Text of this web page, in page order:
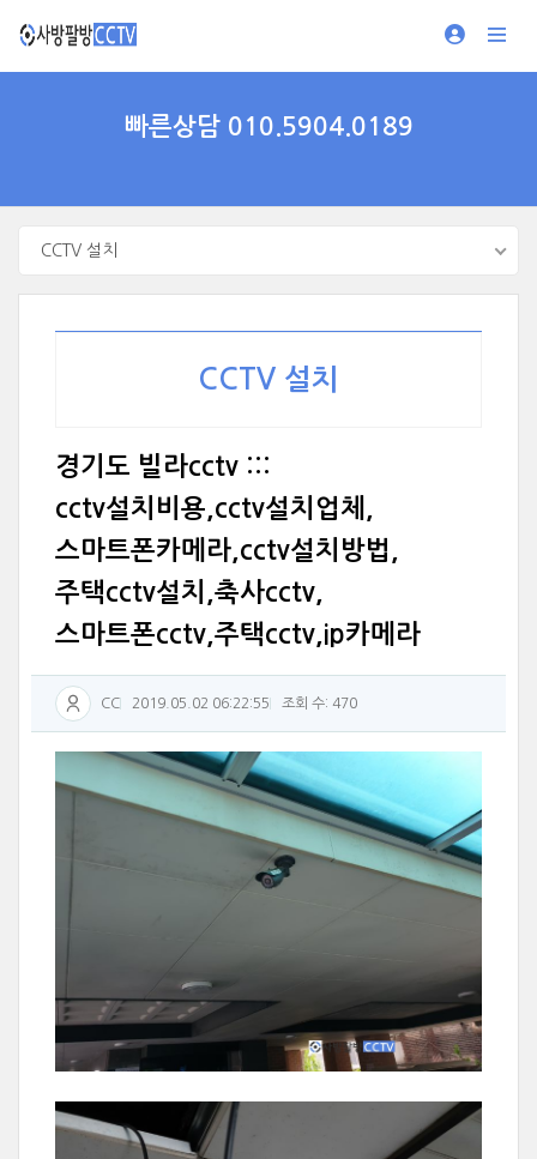
빠른상담 010.5904.0189
CCTV 설치
CCTV 설치
경기도 빌라cctv :::
cctv설치비용,cctv설치업체,
스마트폰카메라,cctv설치방법,
주택cctv설치,축사cctv,
스마트폰cctv,주택cctv,ip카메라
CC 2019.05.02 06:22:55 조회 수: 470